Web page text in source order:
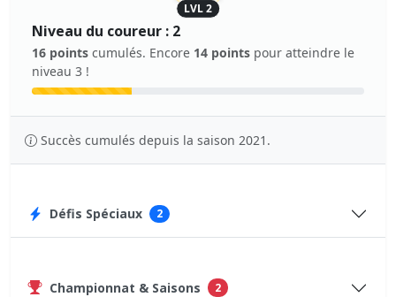
LVL 2
Niveau du coureur : 2
16 points cumulés. Encore 14 points pour atteindre le
niveau 3 !
Succès cumulés depuis la saison 2021.
Défis Spéciaux 2
Championnat & Saisons 2